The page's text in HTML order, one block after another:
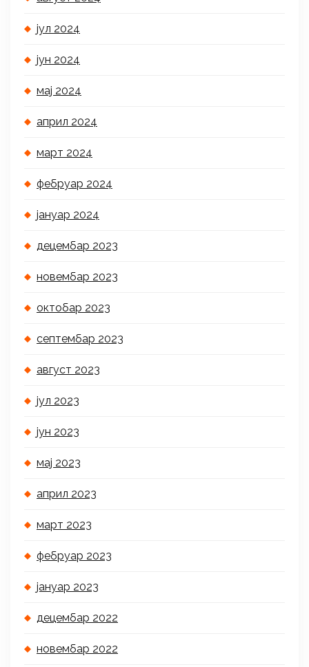
јул 2024
јун 2024
мај 2024
април 2024
март 2024
фебруар 2024
јануар 2024
децембар 2023
новембар 2023
октобар 2023
септембар 2023
август 2023
јул 2023
јун 2023
мај 2023
април 2023
март 2023
фебруар 2023
јануар 2023
децембар 2022
новембар 2022